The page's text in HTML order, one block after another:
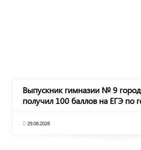
Выпускник гимназии № 9
получил 100 баллов на ЕГЭ по
29.06.2026